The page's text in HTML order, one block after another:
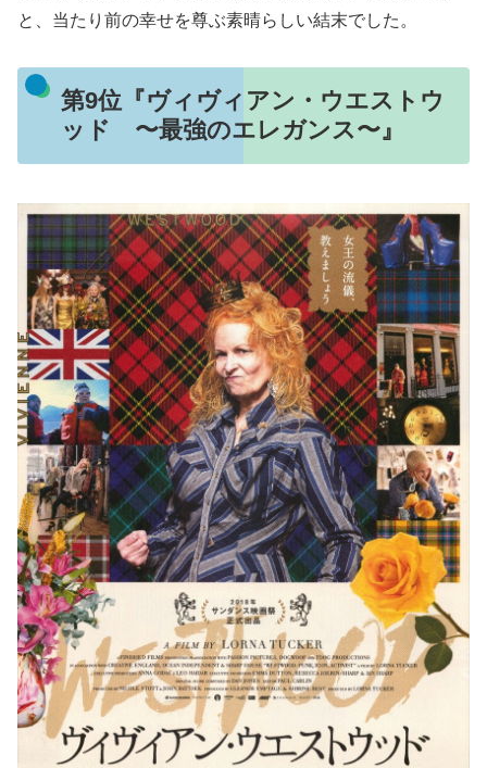
と、当たり前の幸せを尊ぶ素晴らしい結末でした。
第9位『ヴィヴィアン・ウエストウ
ッド 〜最強のエレガンス〜』